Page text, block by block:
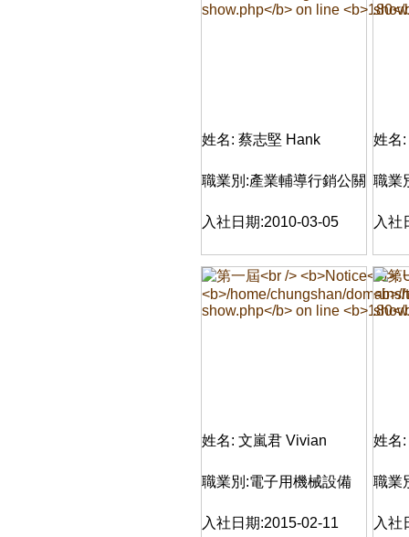
姓名: 蔡志堅 Hank
職業別:產業輔導行銷公關
入社日期:2010-03-05
姓名
職業
入社
姓名: 文嵐君 Vivian
職業別:電子用機械設備
入社日期:2015-02-11
姓名
職業
入社